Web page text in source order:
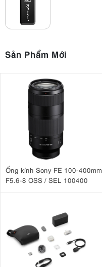
Sản Phẩm Mới
Ống kính Sony FE 100-400mm
F5.6-8 OSS / SEL 100400